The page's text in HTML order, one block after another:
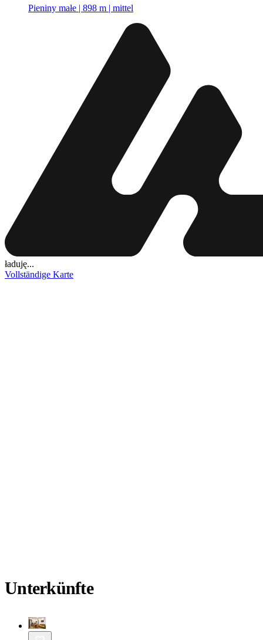
Pieniny małe | 898 m | mittel
ładuję...
Vollständige Karte
Unterkünfte